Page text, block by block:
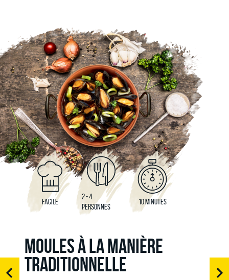
FACILE
2 - 4
PERSONNES
10 MINUTES
MOULES À LA MANIÈRE
TRADITIONNELLE